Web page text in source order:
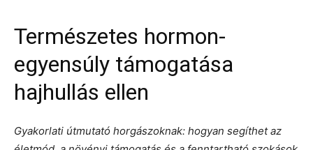
Természetes hormon-
egyensúly támogatása
hajhullás ellen
Gyakorlati útmutató horgászoknak: hogyan segíthet az